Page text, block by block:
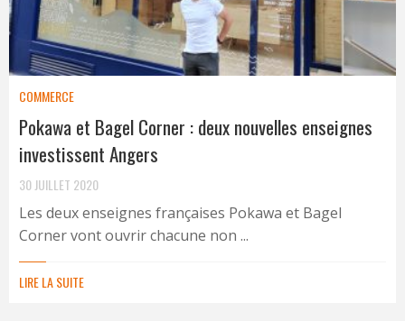
COMMERCE
Pokawa et Bagel Corner : deux nouvelles enseignes
investissent Angers
30 JUILLET 2020
Les deux enseignes françaises Pokawa et Bagel
Corner vont ouvrir chacune non ...
LIRE LA SUITE